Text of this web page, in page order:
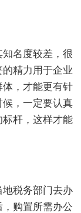
名度较差，很
精力用于企业
，才能更有针
，一定要认真
杆，这样才能
税务部门去办
购置所需办公